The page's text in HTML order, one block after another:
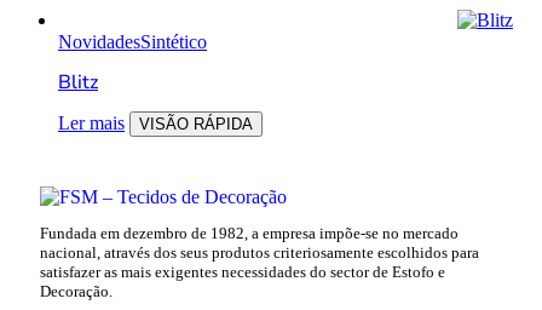
NovidadesSintético
Blitz
Ler mais VISÃO RÁPIDA
Fundada em dezembro de 1982, a empresa impõe-se no mercado
nacional, através dos seus produtos criteriosamente escolhidos para
satisfazer as mais exigentes necessidades do sector de Estofo e
Decoração.